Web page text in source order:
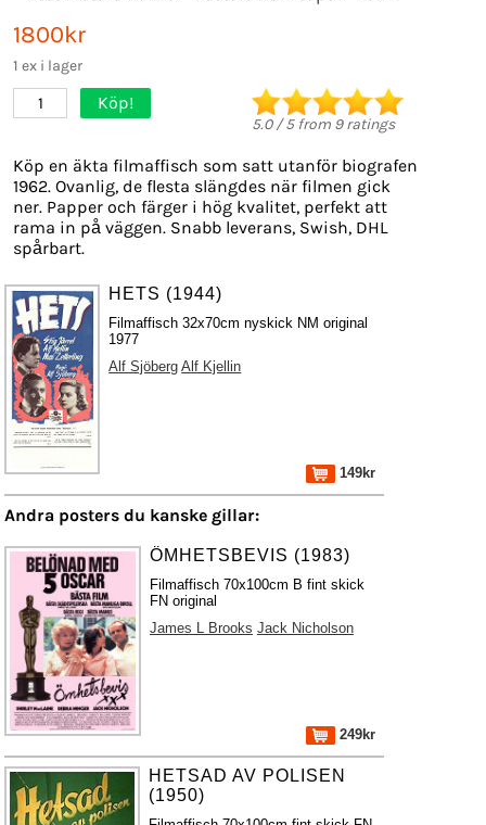
1800kr
1 ex i lager
1 Köp!
5.0/5from 9ratings
Köp en äkta filmaffisch som satt utanför biografen
1962. Ovanlig, de flesta slängdes när filmen gick
ner. Papper och färger i hög kvalitet, perfekt att
rama in på väggen. Snabb leverans, Swish, DHL
spårbart.
HETS (1944)
Filmaffisch 32x70cm nyskick NM original
1977
Alf Sjöberg Alf Kjellin
149kr
Andra posters du kanske gillar:
ÖMHETSBEVIS (1983)
Filmaffisch 70x100cm B fint skick
FN original
James L Brooks Jack Nicholson
249kr
HETSAD AV POLISEN
(1950)